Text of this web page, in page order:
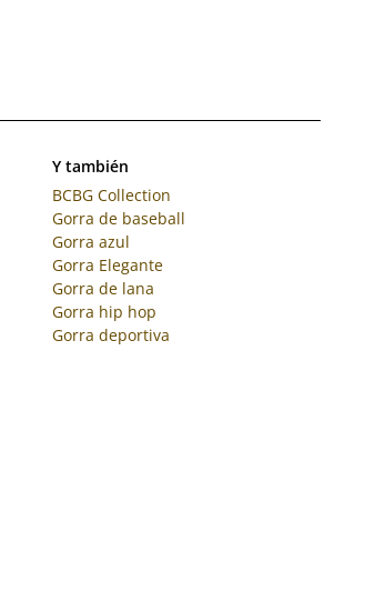
Y también
BCBG Collection
Gorra de baseball
Gorra azul
Gorra Elegante
Gorra de lana
Gorra hip hop
Gorra deportiva